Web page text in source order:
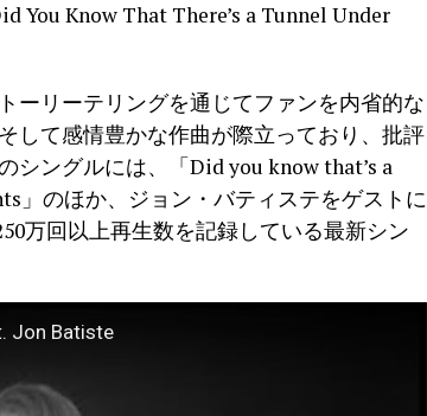
You Know That There’s a Tunnel Under
ーリーテリングを通じてファンを内省的な
して感情豊かな作曲が際立っており、批評
シングルには、「Did you know that’s a
」のほか、ジョン・バティステをゲストに
万回以上再生数を記録している最新シン
Jon Batiste